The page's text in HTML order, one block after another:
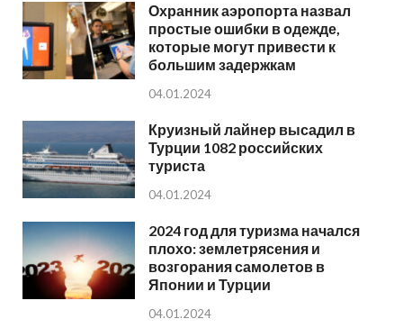
Охранник аэропорта назвал
простые ошибки в одежде,
которые могут привести к
большим задержкам
04.01.2024
Круизный лайнер высадил в
Турции 1082 российских
туриста
04.01.2024
2024 год для туризма начался
плохо: землетрясения и
возгорания самолетов в
Японии и Турции
04.01.2024